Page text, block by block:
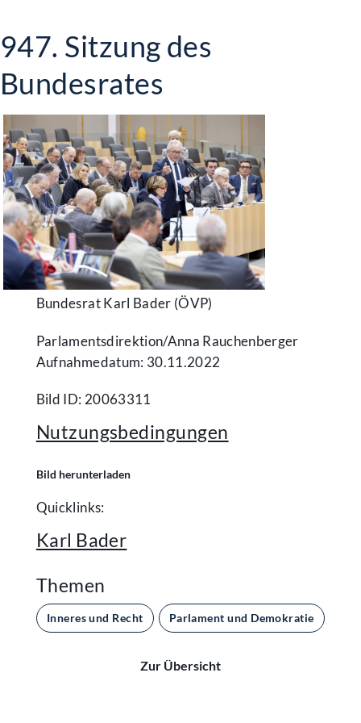
947. Sitzung des
Bundesrates
Bundesrat Karl Bader (ÖVP)
Parlamentsdirektion/​Anna Rauchenberger
Aufnahmedatum: 30.11.2022
Bild ID: 20063311
Nutzungsbedingungen
Bild herunterladen
Quicklinks:
Karl Bader
Themen
Inneres und Recht Parlament und Demokratie
Zur Übersicht